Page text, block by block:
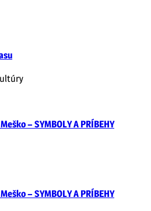
– SYMBOLY A PRÍBEHY
– SYMBOLY A PRÍBEHY